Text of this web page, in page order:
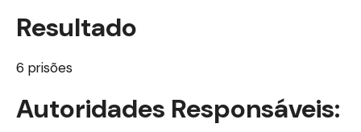
Resultado
6 prisões
Autoridades Responsáveis: